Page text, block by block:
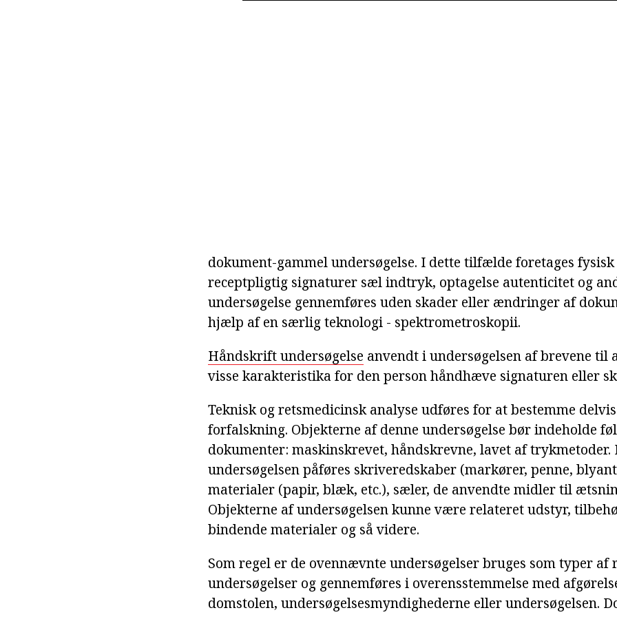
dokument-gammel undersøgelse. I dette tilfælde foretages
receptpligtig signaturer sæl indtryk, optagelse autenticitet og
undersøgelse gennemføres uden skader eller ændringer af
hjælp af en særlig teknologi - spektrometroskopii.
Håndskrift undersøgelse anvendt i undersøgelsen af brevene til
visse karakteristika for den person håndhæve signaturen eller
Teknisk og retsmedicinsk analyse udføres for at bestemme
forfalskning. Objekterne af denne undersøgelse bør indeholde
dokumenter: maskinskrevet, håndskrevne, lavet af trykmetoder.
undersøgelsen påføres skriveredskaber (markører, penne,
materialer (papir, blæk, etc.), sæler, de anvendte midler til
Objekterne af undersøgelsen kunne være relateret udstyr,
bindende materialer og så videre.
Som regel er de ovennævnte undersøgelser bruges som typer af
undersøgelser og gennemføres i overensstemmelse med
domstolen, undersøgelsesmyndighederne eller undersøgelsen.